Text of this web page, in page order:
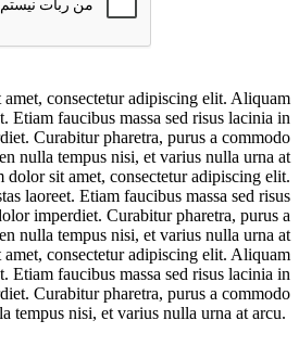
consectetur adipiscing elit. Aliquam
Etiam faucibus massa sed risus lacinia in
Curabitur pharetra, purus a commodo
nulla tempus nisi, et varius nulla urna at
dolor sit amet, consectetur adipiscing elit.
laoreet. Etiam faucibus massa sed risus
imperdiet. Curabitur pharetra, purus a
nulla tempus nisi, et varius nulla urna at
consectetur adipiscing elit. Aliquam
Etiam faucibus massa sed risus lacinia in
Curabitur pharetra, purus a commodo
tempus nisi, et varius nulla urna at arcu.